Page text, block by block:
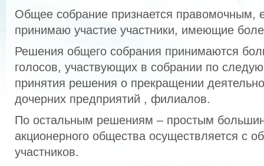
Общее собрание признается правомочным,
принимаю участие участники, имеющие
Решения общего собрания принимаются
голосов, участвующих в собрании по
принятия решения о прекращении
дочерних предприятий , филиалов.
По остальным решениям – простым
акционерного общества осуществляется с
участников.